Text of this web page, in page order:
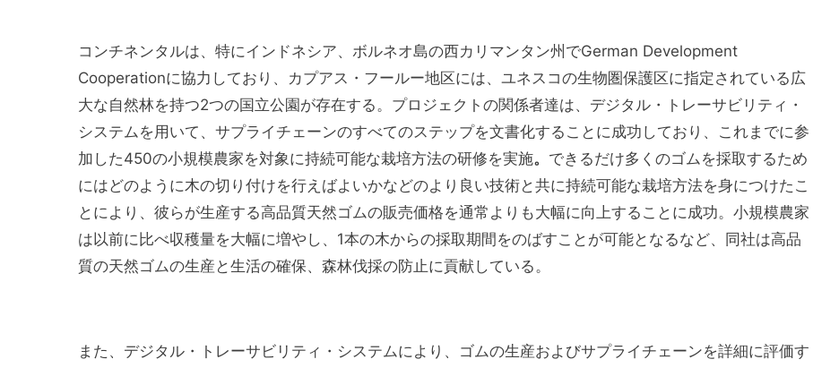
コンチネンタルは、特にインドネシア、ボルネオ島の西カリマンタン州でGerman Development
Cooperationに協力しており、カプアス・フールー地区には、ユネスコの生物圏保護区に指定されている広
大な自然林を持つ2つの国立公園が存在する。プロジェクトの関係者達は、デジタル・トレーサビリティ・
システムを用いて、サプライチェーンのすべてのステップを文書化することに成功しており、これまでに参
加した450の小規模農家を対象に持続可能な栽培方法の研修を実施。 できるだけ多くのゴムを採取するため
にはどのように木の切り付けを行えばよいかなどのより良い技術と共に持続可能な栽培方法を身につけたこ
とにより、彼らが生産する高品質天然ゴムの販売価格を通常よりも大幅に向上することに成功。小規模農家
は以前に比べ収穫量を大幅に増やし、1本の木からの採取期間をのばすことが可能となるなど、同社は高品
質の天然ゴムの生産と生活の確保、森林伐採の防止に貢献している。
また、デジタル・トレーサビリティ・システムにより、ゴムの生産およびサプライチェーンを詳細に評価す